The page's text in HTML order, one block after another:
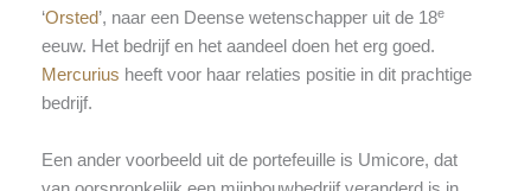
‘Orsted’, naar een Deense wetenschapper uit de 18e
eeuw. Het bedrijf en het aandeel doen het erg goed.
Mercurius heeft voor haar relaties positie in dit prachtige
bedrijf.
Een ander voorbeeld uit de portefeuille is Umicore, dat